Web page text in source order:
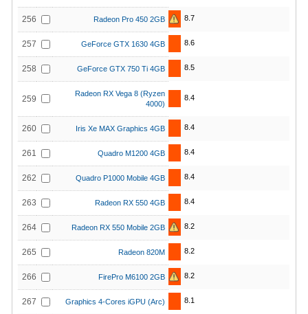
256 Radeon Pro 450 2GB 8.7
257 GeForce GTX 1630 4GB 8.6
258 GeForce GTX 750 Ti 4GB 8.5
259
Radeon RX Vega 8 (Ryzen
4000)
8.4
260 Iris Xe MAX Graphics 4GB 8.4
261 Quadro M1200 4GB 8.4
262 Quadro P1000 Mobile 4GB 8.4
263 Radeon RX 550 4GB 8.4
264 Radeon RX 550 Mobile 2GB 8.2
265 Radeon 820M 8.2
266 FirePro M6100 2GB 8.2
267 Graphics 4-Cores iGPU (Arc) 8.1